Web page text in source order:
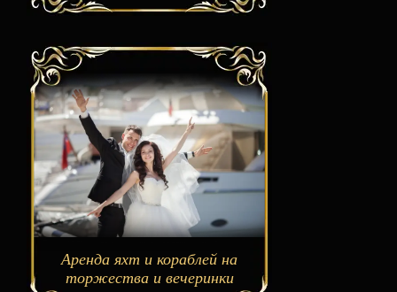
Аренда яхт и кораблей на
торжества и вечеринки